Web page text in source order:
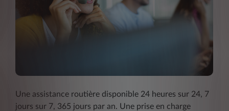
Une assistance routière disponible 24 heures sur 24, 7
jours sur 7, 365 jours par an. Une prise en charge